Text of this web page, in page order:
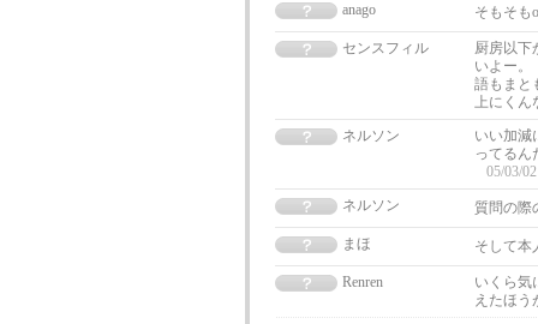
anago
そもそも
センスフィル
厨房以下
いよー。
語もまと
上にくん
ネルソン
いい加減
ってるん
05/03/
ネルソン
質問の際
まほ そして本
Renren
いくら気
えたほ